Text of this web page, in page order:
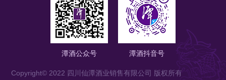
潭酒公众号 潭酒抖音号
Copyright© 2022 四川仙潭酒业销售有限公司 版权所有